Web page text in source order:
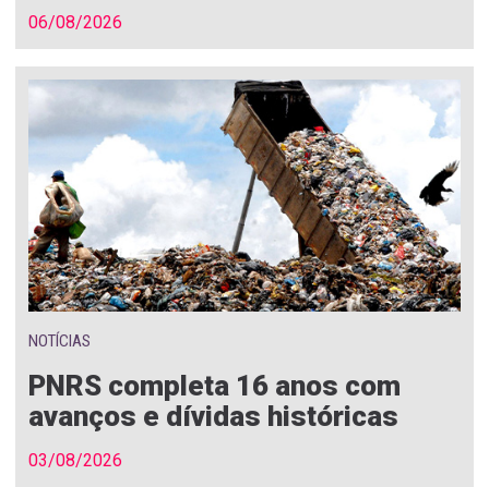
06/08/2026
NOTÍCIAS
PNRS completa 16 anos com
avanços e dívidas históricas
03/08/2026